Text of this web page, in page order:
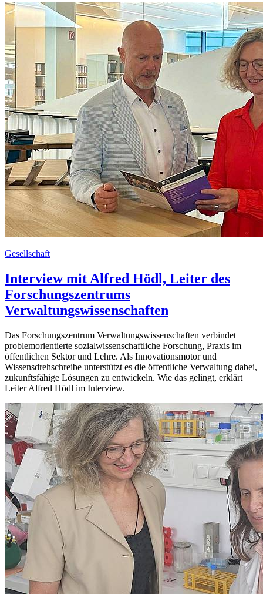
Gesellschaft
Interview mit Alfred Hödl, Leiter des
Forschungszentrums
Verwaltungswissenschaften
Das Forschungszentrum Verwaltungswissenschaften verbindet
problemorientierte sozialwissenschaftliche Forschung, Praxis im
öffentlichen Sektor und Lehre. Als Innovationsmotor und
Wissensdrehschreibe unterstützt es die öffentliche Verwaltung dabei,
zukunftsfähige Lösungen zu entwickeln. Wie das gelingt, erklärt
Leiter Alfred Hödl im Interview.